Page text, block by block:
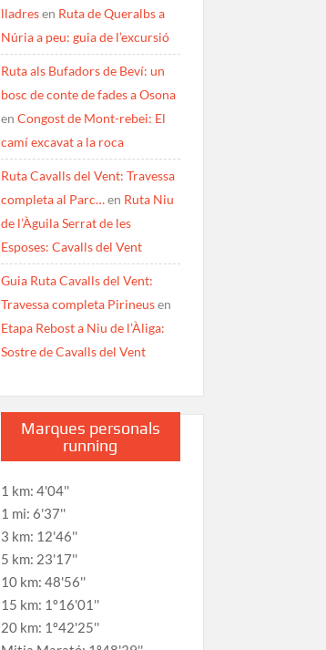
lladresen Ruta de Queralbs a
Núria a peu: guia de l’excursió
Ruta als Bufadors de Beví: un
bosc de conte de fades a Osona
en Congost de Mont-rebei: El
camí excavat a la roca
Ruta Cavalls del Vent: Travessa
completa al Parc…en Ruta Niu
de l’Àguila Serrat de les
Esposes: Cavalls del Vent
Guia Ruta Cavalls del Vent:
Travessa completa Pirineusen
Etapa Rebost a Niu de l’Àliga:
Sostre de Cavalls del Vent
Marques personals
running
1 km: 4'04''
1 mi: 6'37''
3 km: 12'46''
5 km: 23'17''
10 km: 48'56''
15 km: 1º16'01''
20 km: 1º42'25''